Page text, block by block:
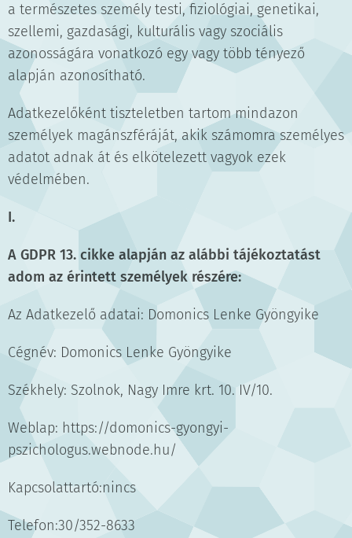
a természetes személy testi, fiziológiai, genetikai,
szellemi, gazdasági, kulturális vagy szociális
azonosságára vonatkozó egy vagy több tényező
alapján azonosítható.
Adatkezelőként tiszteletben tartom mindazon
személyek magánszféráját, akik számomra személyes
adatot adnak át és elkötelezett vagyok ezek
védelmében.
I.
A GDPR 13. cikke alapján az alábbi tájékoztatást
adom az érintett személyek részére:
Az Adatkezelő adatai: Domonics Lenke Gyöngyike
Cégnév: Domonics Lenke Gyöngyike
Székhely: Szolnok, Nagy Imre krt. 10. IV/10.
Weblap: https://domonics-gyongyi-
pszichologus.webnode.hu/
Kapcsolattartó:nincs
Telefon:30/352-8633